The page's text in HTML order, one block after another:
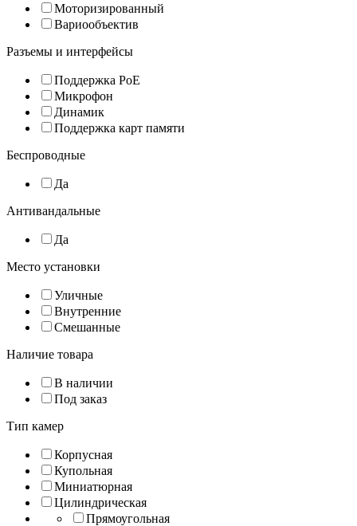
Моторизированный
Вариообъектив
Разъемы и интерфейсы
Поддержка PoE
Микрофон
Динамик
Поддержка карт памяти
Беспроводные
Да
Антивандальные
Да
Место установки
Уличные
Внутренние
Смешанные
Наличие товара
В наличии
Под заказ
Тип камер
Корпусная
Купольная
Миниатюрная
Цилиндрическая
Прямоугольная